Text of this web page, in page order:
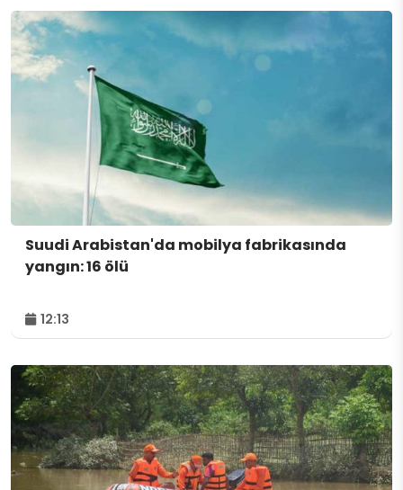
Suudi Arabistan'da mobilya fabrikasında
yangın: 16 ölü
12:13